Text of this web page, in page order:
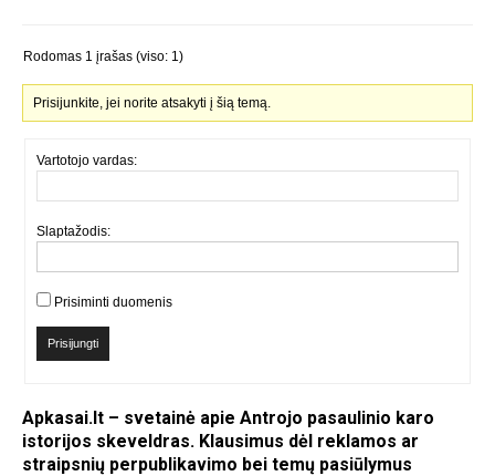
Rodomas 1 įrašas (viso: 1)
Prisijunkite, jei norite atsakyti į šią temą.
Vartotojo vardas:
Slaptažodis:
Prisiminti duomenis
Prisijungti
Apkasai.lt – svetainė apie Antrojo pasaulinio karo
istorijos skeveldras. Klausimus dėl reklamos ar
straipsnių perpublikavimo bei temų pasiūlymus